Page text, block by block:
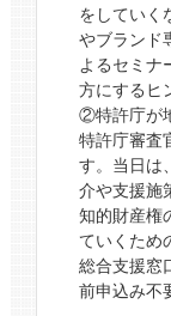
をしていく
やブランド
よるセミナ
方にするヒ
②特許庁が
特許庁審査
す。当日は
介や支援施
知的財産権
ていくため
総合支援窓
前申込み不